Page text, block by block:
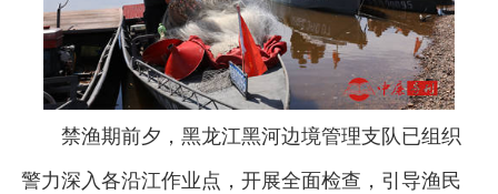
禁渔期前夕，黑龙江黑河边境管理支队已组织
警力深入各沿江作业点，开展全面检查，引导渔民